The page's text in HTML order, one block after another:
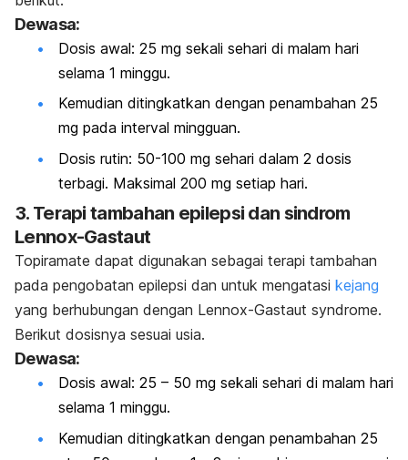
Dewasa:
Dosis awal: 25 mg sekali sehari di malam hari
selama 1 minggu.
Kemudian ditingkatkan dengan penambahan 25
mg pada interval mingguan.
Dosis rutin: 50-100 mg sehari dalam 2 dosis
terbagi. Maksimal 200 mg setiap hari.
3. Terapi tambahan epilepsi dan sindrom
Lennox-Gastaut
Topiramate dapat digunakan sebagai terapi tambahan
pada pengobatan epilepsi dan untuk mengatasi kejang
yang berhubungan dengan Lennox-Gastaut syndrome.
Berikut dosisnya sesuai usia.
Dewasa:
Dosis awal: 25 – 50 mg sekali sehari di malam hari
selama 1 minggu.
Kemudian ditingkatkan dengan penambahan 25